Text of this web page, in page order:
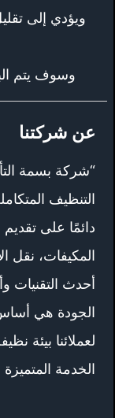
ويؤدي إلى
وسوف يتم
عن شركتنا
“شركة بسمة
التنظيف
دائمًا على
المكيفات، نقل
أحدث التقنيات
الجودة هي
لعملائنا بيئة
الخدمة